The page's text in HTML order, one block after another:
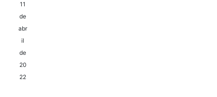
11
de
abr
il
de
20
22